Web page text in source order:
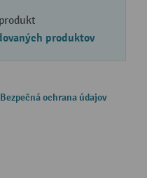
produktov
Bezpečná ochrana údajov